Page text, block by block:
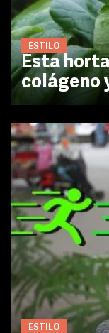
ESTILO
Esta
colágeno
ESTILO